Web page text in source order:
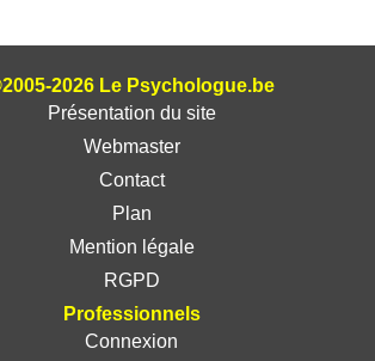
2026 Le Psychologue.be
Présentation du site
Webmaster
Contact
Plan
Mention légale
RGPD
Professionnels
Connexion